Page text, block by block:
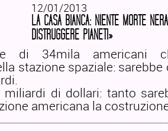
12/01/2013
LA CASA BIANCA: NIENTE MORTE
DISTRUGGERE PIANETI»
di 34mila americani
stazione spaziale:
di dollari: tanto
americana la